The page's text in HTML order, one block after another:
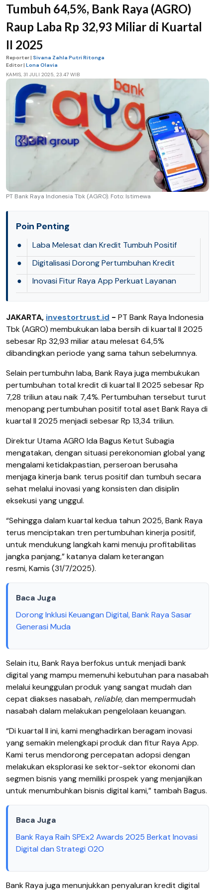
Tumbuh 64,5%, Bank Raya (AGRO)
Raup Laba Rp 32,93 Miliar di Kuartal
II 2025
Reporter | Sivana Zahla Putri Ritonga
Editor | Lona Olavia
KAMIS, 31 JULI 2025, 23.47 WIB
PT Bank Raya Indonesia Tbk (AGRO). Foto: Istimewa
Poin Penting
●
Laba Melesat dan Kredit Tumbuh Positif
●
Digitalisasi Dorong Pertumbuhan Kredit
●
Inovasi Fitur Raya App Perkuat Layanan
JAKARTA, investortrust.id - PT Bank Raya Indonesia
Tbk (AGRO) membukukan laba bersih di kuartal II 2025
sebesar Rp 32,93 miliar atau melesat 64,5%
dibandingkan periode yang sama tahun sebelumnya.
Selain pertumbuhn laba, Bank Raya juga membukukan
pertumbuhan total kredit di kuartal II 2025 sebesar Rp
7,28 triliun atau naik 7,4%. Pertumbuhan tersebut turut
menopang pertumbuhan positif total aset Bank Raya di
kuartal II 2025 menjadi sebesar Rp 13,34 triliun.
Direktur Utama AGRO Ida Bagus Ketut Subagia
mengatakan, dengan situasi perekonomian global yang
mengalami ketidakpastian, perseroan berusaha
menjaga kinerja bank terus positif dan tumbuh secara
sehat melalui inovasi yang konsisten dan disiplin
eksekusi yang unggul.
“Sehingga dalam kuartal kedua tahun 2025, Bank Raya
terus menciptakan tren pertumbuhan kinerja positif,
untuk mendukung langkah kami menuju profitabilitas
jangka panjang,” katanya dalam keterangan
resmi, Kamis (31/7/2025).
Baca Juga
Dorong Inklusi Keuangan Digital, Bank Raya Sasar
Generasi Muda
Selain itu, Bank Raya berfokus untuk menjadi bank
digital yang mampu memenuhi kebutuhan para nasabah
melalui keunggulan produk yang sangat mudah dan
cepat diakses nasabah, reliable,dan mempermudah
nasabah dalam melakukan pengelolaan keuangan.
“Di kuartal II ini, kami menghadirkan beragam inovasi
yang semakin melengkapi produk dan fitur Raya App.
Kami terus mendorong percepatan adopsi dengan
melakukan eksplorasi ke sektor-sektor ekonomi dan
segmen bisnis yang memiliki prospek yang menjanjikan
untuk menumbuhkan bisnis digital kami,” tambah Bagus.
Baca Juga
Bank Raya Raih SPEx2 Awards 2025 Berkat Inovasi
Digital dan Strategi O2O
Bank Raya juga menunjukkan penyaluran kredit digital